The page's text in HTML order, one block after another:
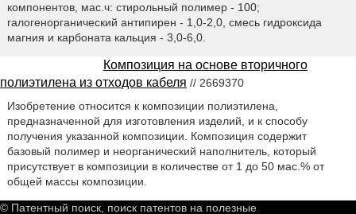
компонентов, мас.ч: стирольный полимер - 100;
галогенорганический антипирен - 1,0-2,0, смесь гидроксида
магния и карбоната кальция - 3,0-6,0.
Композиция на основе вторичного
полиэтилена из отходов кабеля // 2669370
Изобретение относится к композиции полиэтилена,
предназначенной для изготовления изделий, и к способу
получения указанной композиции. Композиция содержит
базовый полимер и неорганический наполнитель, который
присутствует в композиции в количестве от 1 до 50 мас.% от
общей массы композиции.
© Патентный поиск, поиск патентов на полезные